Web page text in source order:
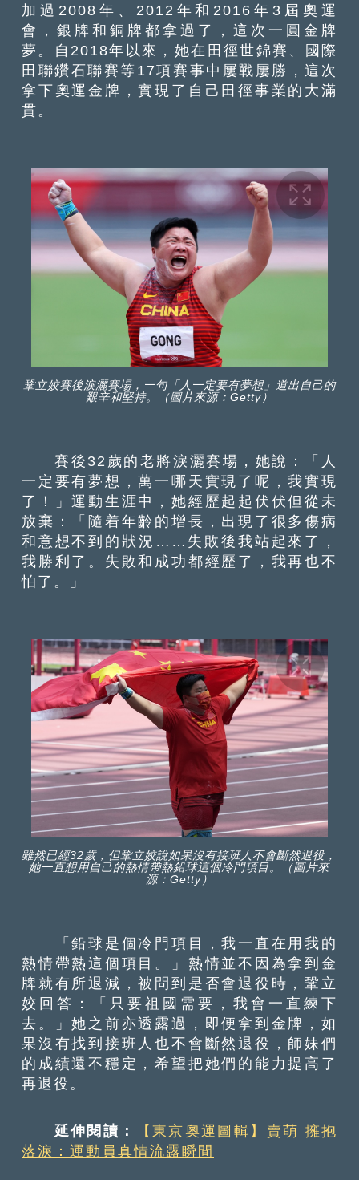
加過2008年、2012年和2016年3屆奧運
會，銀牌和銅牌都拿過了，這次一圓金牌
夢。自2018年以來，她在田徑世錦賽、國際
田聯鑽石聯賽等17項賽事中屢戰屢勝，這次
拿下奧運金牌，實現了自己田徑事業的大滿
貫。
鞏立姣賽後淚灑賽場，一句「人一定要有夢想」道出自己的
艱辛和堅持。（圖片來源：Getty）
賽後32歲的老將淚灑賽場，她說：「人
一定要有夢想，萬一哪天實現了呢，我實現
了！」運動生涯中，她經歷起起伏伏但從未
放棄：「隨着年齡的增長，出現了很多傷病
和意想不到的狀況……失敗後我站起來了，
我勝利了。失敗和成功都經歷了，我再也不
怕了。」
雖然已經32歲，但鞏立姣說如果沒有接班人不會斷然退役，
她一直想用自己的熱情帶熱鉛球這個冷門項目。（圖片來
源：Getty）
「鉛球是個冷門項目，我一直在用我的
熱情帶熱這個項目。」熱情並不因為拿到金
牌就有所退減，被問到是否會退役時，鞏立
姣回答：「只要祖國需要，我會一直練下
去。」她之前亦透露過，即便拿到金牌，如
果沒有找到接班人也不會斷然退役，師妹們
的成績還不穩定，希望把她們的能力提高了
再退役。
延伸閱讀：
【東京奧運圖輯】賣萌 擁抱
落淚：運動員真情流露瞬間